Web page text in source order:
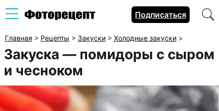
Подписаться
Главная > Рецепты > Закуски > Холодные закуски >
Закуска — помидоры с сыром
и чесноком